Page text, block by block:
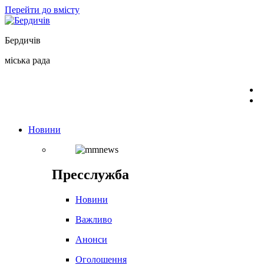
Перейти до вмісту
Бердичів
міська рада
Новини
Пресслужба
Новини
Важливо
Анонси
Оголошення